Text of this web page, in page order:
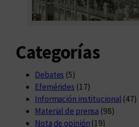
Categorías
Debates (5)
Efemérides (17)
Información institucional (47)
Material de prensa (98)
Nota de opinión (19)